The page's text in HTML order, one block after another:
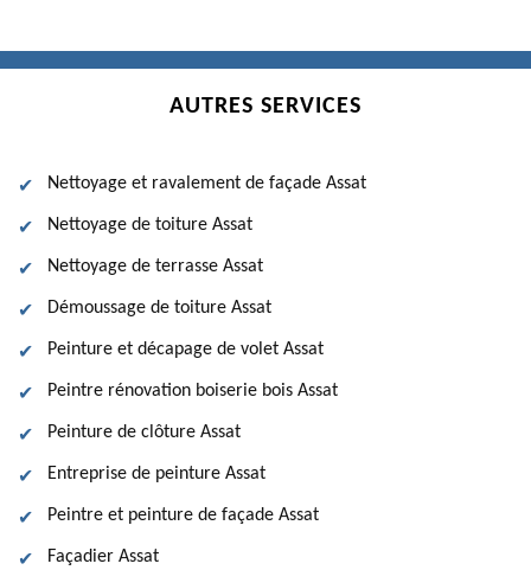
AUTRES SERVICES
Nettoyage et ravalement de façade Assat
Nettoyage de toiture Assat
Nettoyage de terrasse Assat
Démoussage de toiture Assat
Peinture et décapage de volet Assat
Peintre rénovation boiserie bois Assat
Peinture de clôture Assat
Entreprise de peinture Assat
Peintre et peinture de façade Assat
Façadier Assat